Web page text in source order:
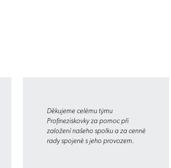
Děkujeme celému týmu
Profineziskovky za pomoc při
založení našeho spolku a za cenné
rady spojené s jeho provozem.